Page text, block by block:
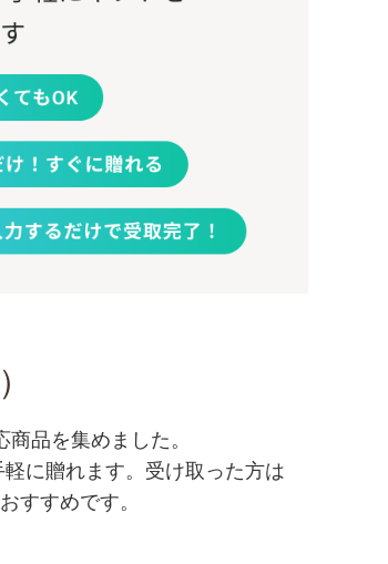
品を集めました。
に贈れます。受け取った方は
すすめです。